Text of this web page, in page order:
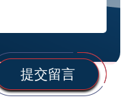
提交留言